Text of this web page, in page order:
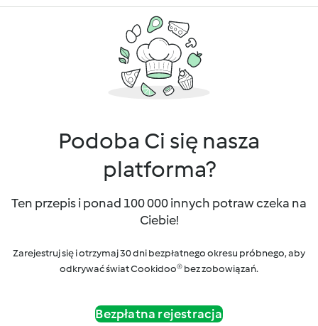
Podoba Ci się nasza
platforma?
Ten przepis i ponad 100 000 innych potraw czeka na
Ciebie!
Zarejestruj się i otrzymaj 30 dni bezpłatnego okresu próbnego, aby
odkrywać świat Cookidoo® bez zobowiązań.
Bezpłatna rejestracja